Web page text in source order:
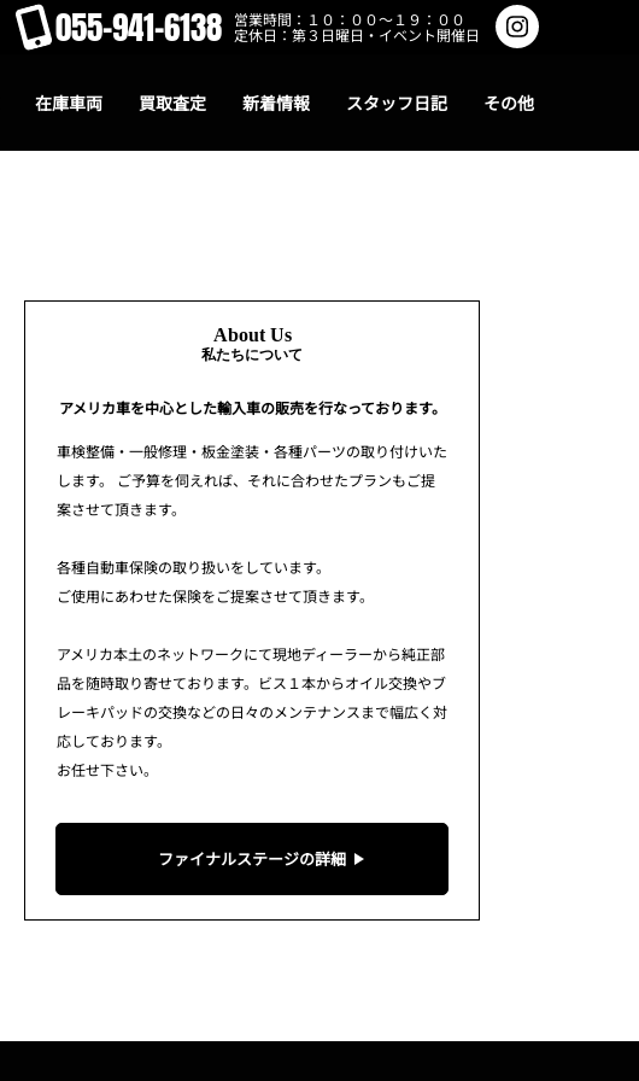
055-941-6138 営業時間：１０：００～１９：００
定休日：第３日曜日・イベント開催日
在庫車両 買取査定 新着情報 スタッフ日記 その他
About Us
私たちについて
アメリカ車を中心とした輸入車の販売を行なっております。
車検整備・一般修理・板金塗装・各種パーツの取り付けいた
します。 ご予算を伺えれば、それに合わせたプランもご提
案させて頂きます。
各種自動車保険の取り扱いをしています。
ご使用にあわせた保険をご提案させて頂きます。
アメリカ本土のネットワークにて現地ディーラーから純正部
品を随時取り寄せております。ビス１本からオイル交換やブ
レーキパッドの交換などの日々のメンテナンスまで幅広く対
応しております。
お任せ下さい。
ファイナルステージの詳細